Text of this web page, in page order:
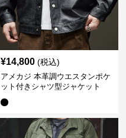
¥14,800 (税込)
アメカジ 本革調ウエスタンポケ
ット付きシャツ型ジャケット